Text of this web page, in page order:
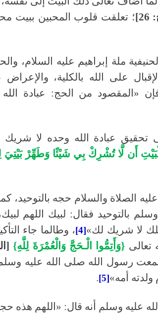
؛ تعلقت قلوب المحبين ببيت
ملة إبراهيم عليه السلام،
على الله بالكلية،
«المقصود من الحج: عبادة
تحقيق عبادة الله وحده لا شريك
أَن لَّا تُشْرِكْ بِي شَيْئًا وَطَهِّرْ بَيْتِيَ
عليه الصلاة والسلام حجه
بالتوحيد فقال: لبيك اللهم
لا شريك لك»[4]
، وطالما جاء
تعالى {وَأَتِمُّوا الْـحَجَّ وَالْعُمْرَةَ لِلَّهِ}
رسول الله صلى الله عليه
أمه»[5]
.
عليه وسلم أنه قال: «اللهم هذه